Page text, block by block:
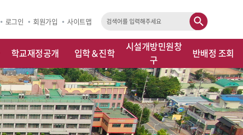
로그인 회원가입 사이트맵
검
색
학교재정공개 입학＆진학
시설개방민원창
구
반배정 조회